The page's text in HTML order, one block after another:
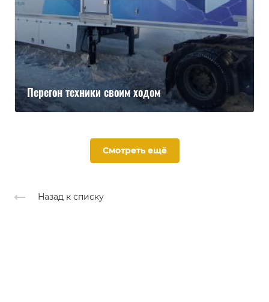
Перегон техники своим ходом
Смотреть ещё
Назад к списку